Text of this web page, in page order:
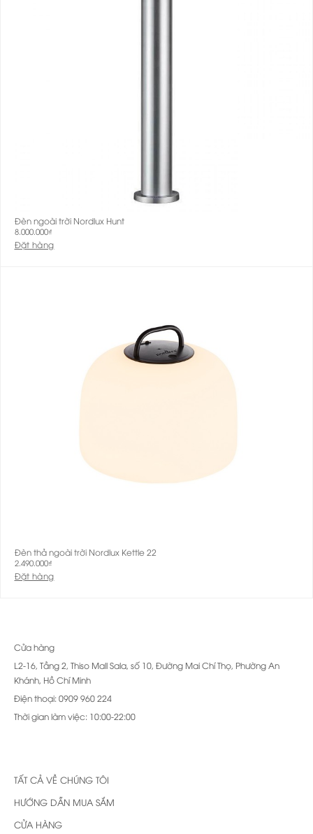
Đèn ngoài trời Nordlux Hunt
8.000.000₫
Đặt hàng
Đèn thả ngoài trời Nordlux Kettle 22
2.490.000₫
Đặt hàng
Cửa hàng
L2-16, Tầng 2, Thiso Mall Sala, số 10, Đường Mai Chí Thọ, Phường An
Khánh, Hồ Chí Minh
Điện thoại: 0909 960 224
Thời gian làm việc: 10:00-22:00
TẤT CẢ VỀ CHÚNG TÔI
HƯỚNG DẪN MUA SẮM
CỬA HÀNG